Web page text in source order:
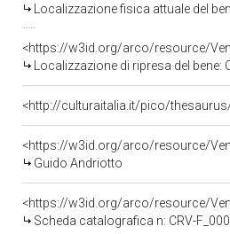
Localizzazione fisica attuale del
<https://w3id.org/arco/resource/
Localizzazione di ripresa del bene:
<http://culturaitalia.it/pico/
<https://w3id.org/arco/resource/
Guido Andriotto
<https://w3id.org/arco/resource/
Scheda catalografica n: CRV-